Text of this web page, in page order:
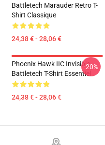
Battletech Marauder Retro T-
Shirt Classique
24,38 € - 28,06 €
Phoenix Hawk IIC Invisible
Battletech T-Shirt Essentiel
24,38 € - 28,06 €
-20%